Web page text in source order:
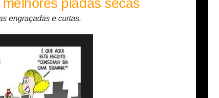
piadas secas
engraçadas e curtas.